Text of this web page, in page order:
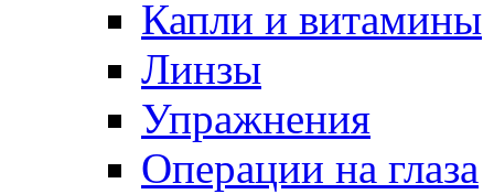
Капли и витамины
Линзы
Упражнения
Операции на глаза